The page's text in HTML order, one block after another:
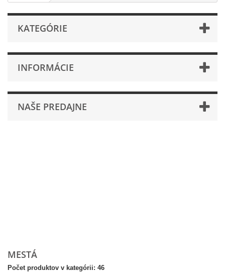
KATEGÓRIE
INFORMÁCIE
NAŠE PREDAJNE
MESTÁ
Počet produktov v kategórii: 46